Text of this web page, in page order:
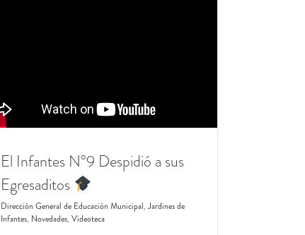
El Infantes N°9 Despidió a sus
Egresaditos
Dirección General de Educación Municipal, Jardines de
Infantes, Novedades, Videoteca